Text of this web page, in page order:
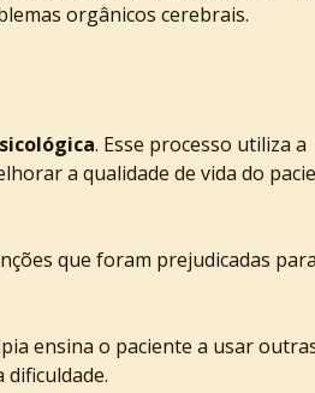
orgânicos cerebrais.
. Esse processo utiliza a
a qualidade de vida do
que foram prejudicadas
ensina o paciente a usar